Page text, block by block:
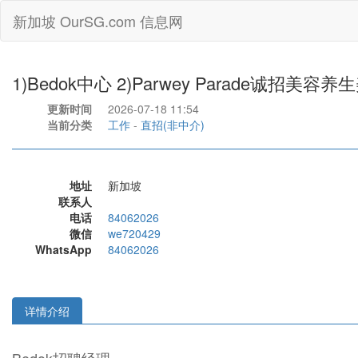
新加坡 OurSG.com 信息网
1)Bedok中心 2)Parwey Parade诚招美容养
更新时间
2026-07-18 11:54
当前分类
工作 - 直招(非中介)
地址
新加坡
联系人
电话
84062026
微信
we720429
WhatsApp
84062026
详情介绍